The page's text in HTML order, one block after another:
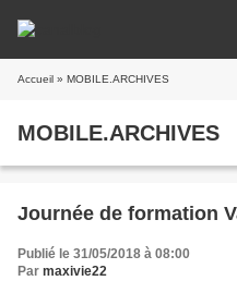
Accueil » MOBILE.ARCHIVES
MOBILE.ARCHIVES
Journée de formation
Publié le 31/05/2018 à 08:00
Par maxivie22